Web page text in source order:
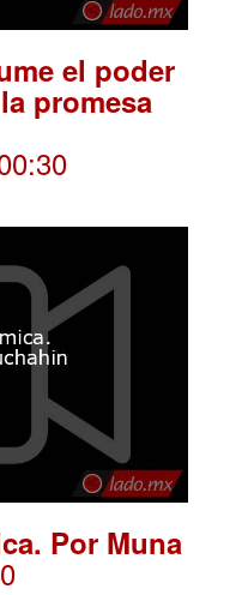
el poder
promesa
Por Muna